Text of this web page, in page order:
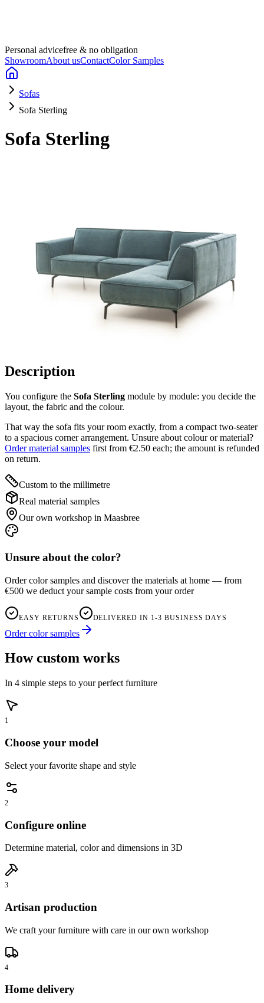
Personal advicefree & no obligation
ShowroomAbout usContactColor Samples
Sofas
Sofa Sterling
Sofa Sterling
Description
You configure the Sofa Sterling module by module: you decide the
layout, the fabric and the colour.
That way the sofa fits your room exactly, from a compact two-seater
to a spacious corner arrangement. Unsure about colour or material?
Order material samples first from €2.50 each; the amount is refunded
on return.
Custom to the millimetre
Real material samples
Our own workshop in Maasbree
Unsure about the color?
Order color samples and discover the materials at home — from
€500 we deduct your sample costs from your order
EASY RETURNS DELIVERED IN 1-3 BUSINESS DAYS
Order color samples
How custom works
In 4 simple steps to your perfect furniture
1
Choose your model
Select your favorite shape and style
2
Configure online
Determine material, color and dimensions in 3D
3
Artisan production
We craft your furniture with care in our own workshop
4
Home delivery